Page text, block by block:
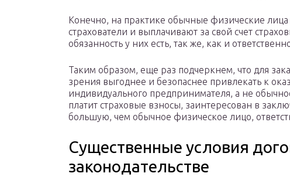
Конечно, на практике обычные физические
страхователи и выплачивают за свой счет
обязанность у них есть, так же, как и
Таким образом, еще раз подчеркнем, что для
зрения выгоднее и безопаснее привлекать к
индивидуального предпринимателя, а не
платит страховые взносы, заинтересован в
большую, чем обычное физическое лицо,
Существенные условия
законодательстве